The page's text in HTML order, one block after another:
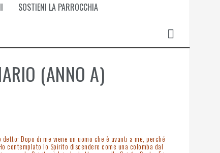
SOSTIENI LA PARROCCHIA
(ANNO A)
Dopo di me viene un uomo che è avanti a me, perché
contemplato lo Spirito discendere come una colomba dal